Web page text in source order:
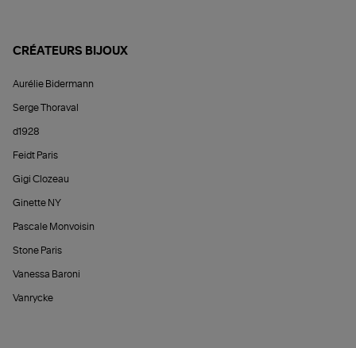
CRÉATEURS BIJOUX
Aurélie Bidermann
Serge Thoraval
d1928
Feidt Paris
Gigi Clozeau
Ginette NY
Pascale Monvoisin
Stone Paris
Vanessa Baroni
Vanrycke